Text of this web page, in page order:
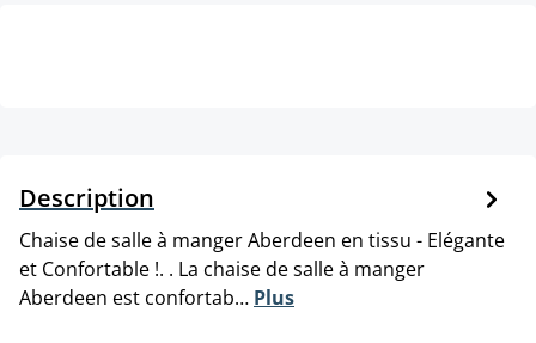
Description
Chaise de salle à manger Aberdeen en tissu - Elégante
et Confortable !. . La chaise de salle à manger
Aberdeen est confortab… Plus